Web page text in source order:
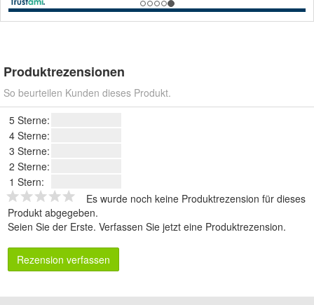
Produktrezensionen
So beurteilen Kunden dieses Produkt.
5 Sterne:
4 Sterne:
3 Sterne:
2 Sterne:
1 Stern:
Es wurde noch keine Produktrezension für dieses
Produkt abgegeben.
Seien Sie der Erste. Verfassen Sie jetzt eine Produktrezension.
Rezension verfassen